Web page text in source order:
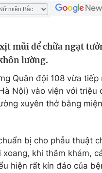
Giáo dục
Học trực tuyến
mũi để chữa ngạt
lường.
Quân đội 108 vừa
Nội) vào viện với triệu
xuyên thở bằng
bị cho phẫu thuật
khi thăm khám,
hiện rất kín đáo của